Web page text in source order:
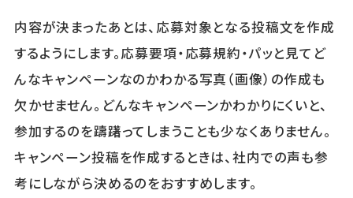
内容が決まったあとは、応募対象となる投稿文を作成
するようにします。応募要項・応募規約・パッと見てど
んなキャンペーンなのかわかる写真（画像）の作成も
欠かせません。どんなキャンペーンかわかりにくいと、
参加するのを躊躇ってしまうことも少なくありません。
キャンペーン投稿を作成するときは、社内での声も参
考にしながら決めるのをおすすめします。